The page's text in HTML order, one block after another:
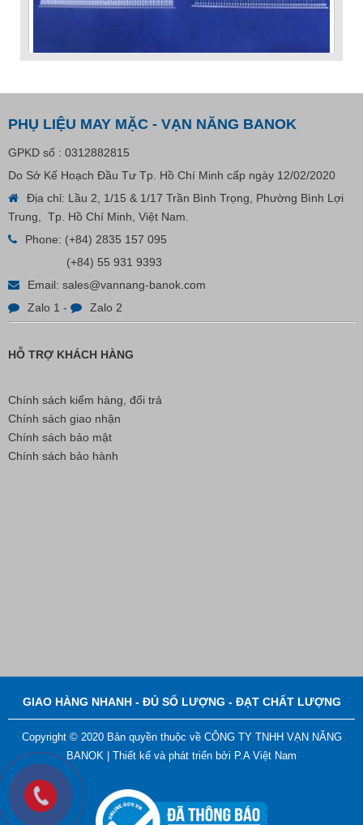
VP Fas Loop (PP) – Dây Treo Nhãn, Ti Bắn, Đạn Vòng
Treo Nhãn Mác
Liên hệ
PHỤ LIỆU MAY MẶC - VẠN NĂNG BANOK
GPKD số : 0312882815
Do Sở Kế Hoạch Đầu Tư Tp. Hồ Chí Minh cấp ngày 12/02/2020
Địa chỉ: Lầu 2, 1/15 & 1/17 Trần Bình Trọng, Phường Bình Lợi
Trung, Tp. Hồ Chí Minh, Việt Nam.
Phone: (+84) 2835 157 095
(+84) 55 931 9393
Email: sales@vannang-banok.com
Zalo 1 - Zalo 2
HỖ TRỢ KHÁCH HÀNG
Chính sách kiểm hàng, đổi trả
Chính sách giao nhận
Chính sách bảo mật
Chính sách bảo hành
GIAO HÀNG NHANH - ĐỦ SỐ LƯỢNG - ĐẠT CHẤT LƯỢNG
Copyright © 2020 Bản quyền thuộc về CÔNG TY TNHH VẠN NĂNG
BANOK | Thiết kế và phát triển bởi P.A Việt Nam